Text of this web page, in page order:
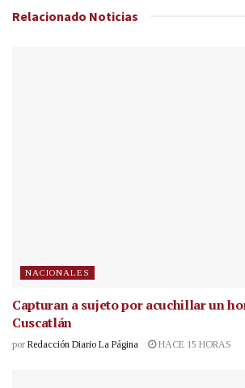
Relacionado Noticias
NACIONALES
Capturan a sujeto por acuchillar un
Cuscatlán
por Redacción Diario La Página HACE 15 HORAS